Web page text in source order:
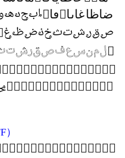
𞹹
𞹺
𞹻
𞹼
𞹽
𞹾
𞹿
𞺀
𞺁
𞺂
𞺃
𞺄
𞺑
𞺒
𞺓
𞺔
𞺕
𞺖
𞺗
𞺘
𞺙
𞺚
𞺛
𞺪
𞺫
𞺬
𞺭
𞺮
𞺯
𞺰
𞺱
𞺲
𞺳
𞺴
𞺵
𞻃
𞻄
𞻅
𞻆
𞻇
𞻈
𞻉
𞻊
𞻋
𞻌
𞻍
𞻎
𞻏
𞻐
𞻑
𞻒
𞻡
𞻢
𞻣
𞻤
𞻥
𞻦
𞻧
𞻨
𞻩
𞻪
𞻫
𞻬
𞻭
𞻮
𞻯
）
𞼀
𞼁
𞼂
𞼃
𞼄
𞼅
𞼆
𞼇
𞼈
𞼉
𞼊
𞼋
𞼌
𞼍
𞼎
𞼏